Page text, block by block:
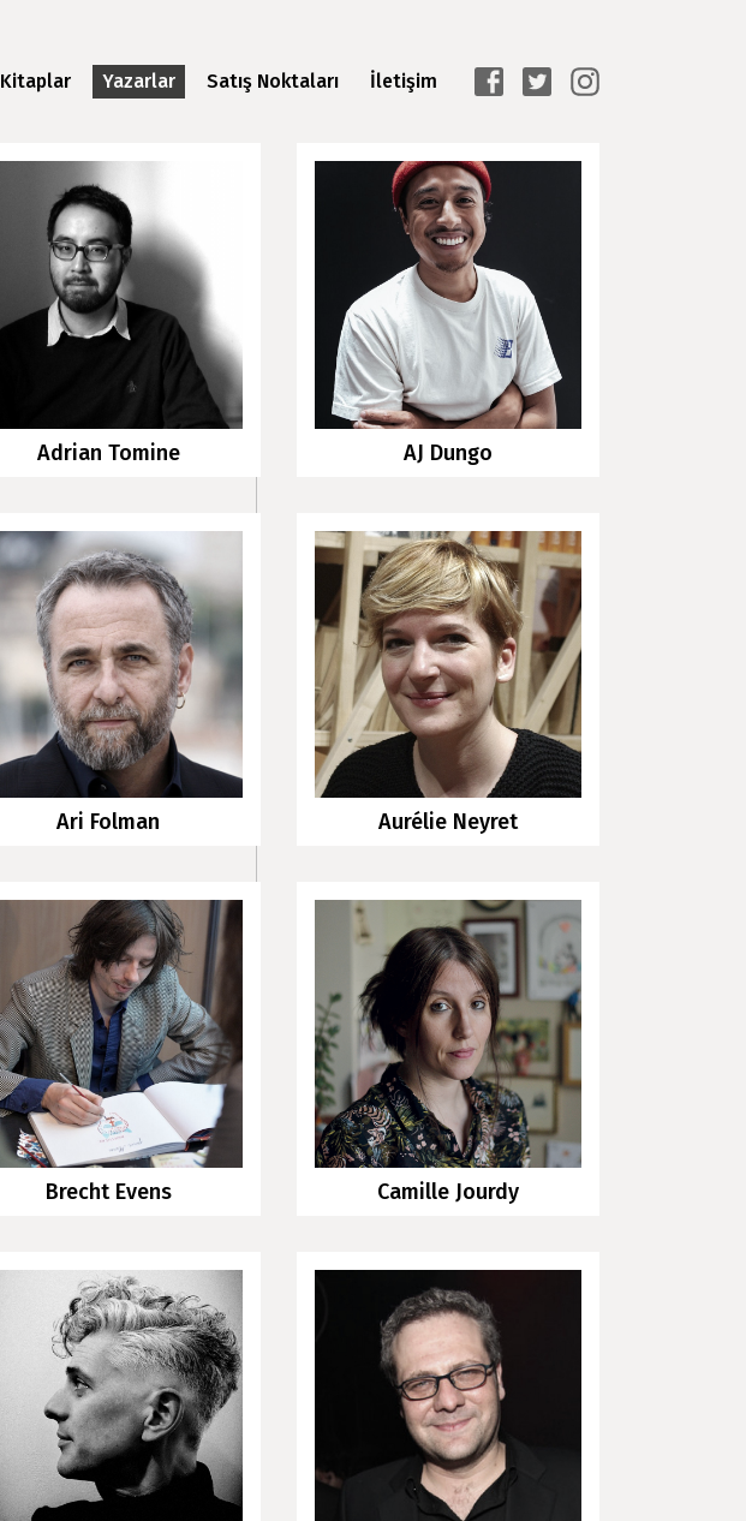
Kitaplar Yazarlar Satış Noktaları İletişim
Adrian Tomine AJ Dungo
Ari Folman Aurélie Neyret
Brecht Evens Camille Jourdy